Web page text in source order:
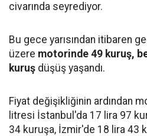
civarında seyrediyor.
Bu gece yarısından itibaren
üzere motorinde 49 kuruş,
kuruş düşüş yaşandı.
Fiyat değişikliğinin ardından
litresi İstanbul'da 17 lira 97
34 kuruşa, İzmir'de 18 lira 43